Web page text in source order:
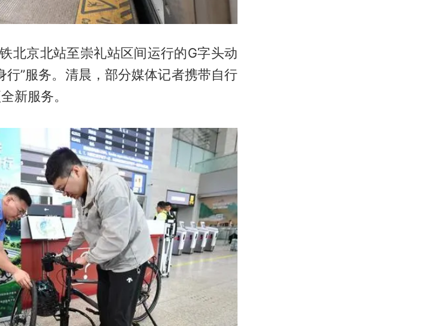
北京北站至崇礼站区间运行的G字头动
行”服务。清晨，部分媒体记者携带自行
新服务。